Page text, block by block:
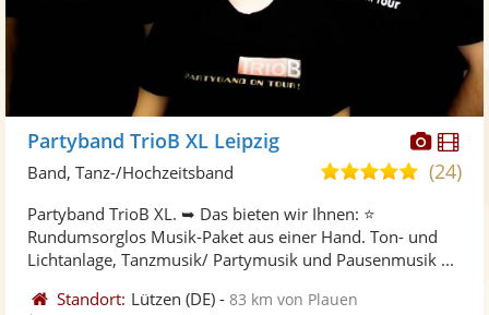
Partyband TrioB XL Leipzig
5,0
Sternen
(24)
Band, Tanz-/Hochzeitsband
Partyband TrioB XL. ➥ Das bieten wir Ihnen: ⭐
Rundumsorglos Musik-Paket aus einer Hand. Ton- und
Lichtanlage, Tanzmusik/ Partymusik und Pausenmusik ...
Standort: Lützen (DE) -83 km von Plauen